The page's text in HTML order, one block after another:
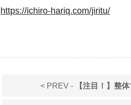
https://ichiro-hariq.com/jiritu/
< PREV - 【注目！】整